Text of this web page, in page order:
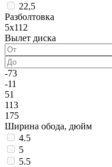
22,5
Разболтовка
5x112
Вылет диска
-73
-11
51
113
175
Ширина обода, дюйм
4.5
5
5.5